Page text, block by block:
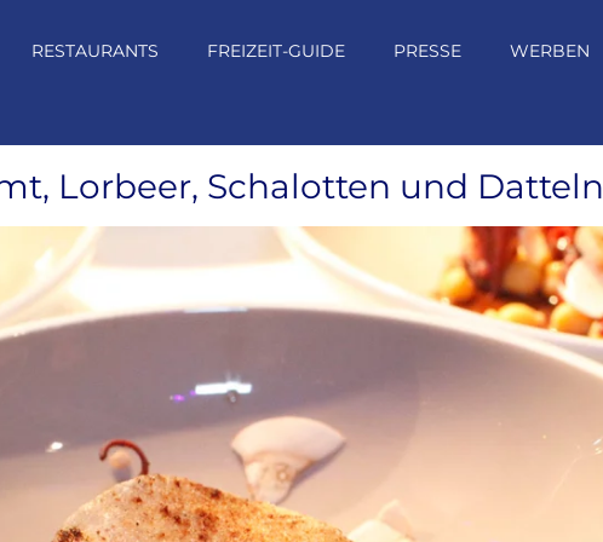
RESTAURANTS FREIZEIT-GUIDE PRESSE WERBEN
Lorbeer, Schalotten und Datteln